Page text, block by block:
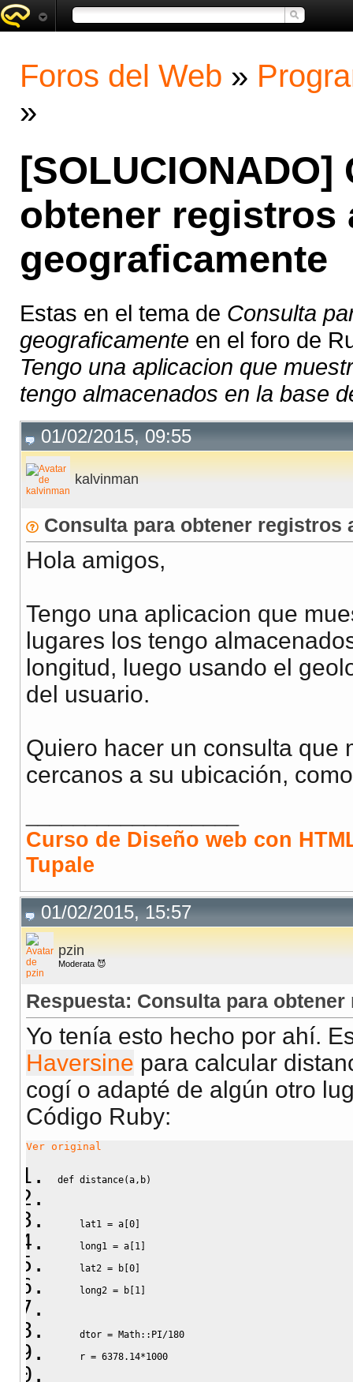
Foros del Web »
»
obtener registros
geograficamente
Estas en el tema de Consulta
geograficamente en el foro de
Tengo una aplicacion que
tengo almacenados en la base
01/02/2015, 09:55
kalvinman
Consulta para obtener registros
Hola amigos,
Tengo una aplicacion que
lugares los tengo
longitud, luego usando el
del usuario.
Quiero hacer un consulta que
cercanos a su ubicación,
Curso de Diseño web con
Tupale
01/02/2015, 15:57
pzin
Moderata 😈
Respuesta: Consulta para
Yo tenía esto hecho por ahí.
Haversine para calcular
cogí o adapté de algún otro
Código Ruby:
Ver original
def distance(a,b)
lat1 = a [0]
long1 = a [1 ]
lat2 = b [0]
long2 = b [1 ]
dtor = Math::PI/180
r = 6378.14*1000